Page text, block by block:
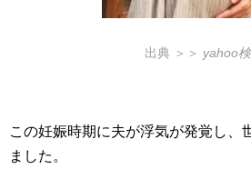
出典 ＞＞ yahoo
この妊娠時期に夫が浮気が発覚し、
ました。